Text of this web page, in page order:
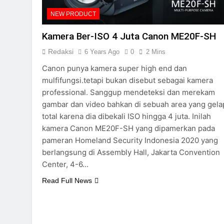
NEW PRODUCT
Kamera Ber-ISO 4 Juta Canon ME20F-SH
Redaksi 6 Years Ago 0 2 Mins
Canon punya kamera super high end dan
mulfifungsi.tetapi bukan disebut sebagai kamera
professional. Sanggup mendeteksi dan merekam
gambar dan video bahkan di sebuah area yang
total karena dia dibekali ISO hingga 4 juta. Inilah
kamera Canon ME20F-SH yang dipamerkan pada
pameran Homeland Security Indonesia 2020 yang
berlangsung di Assembly Hall, Jakarta Convention
Center, 4-6…
Read Full News